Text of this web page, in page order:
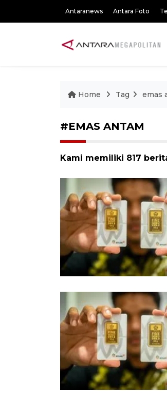
Antaranews Antara Foto
Home Tag emas
#EMAS ANTAM
Kami memiliki 817